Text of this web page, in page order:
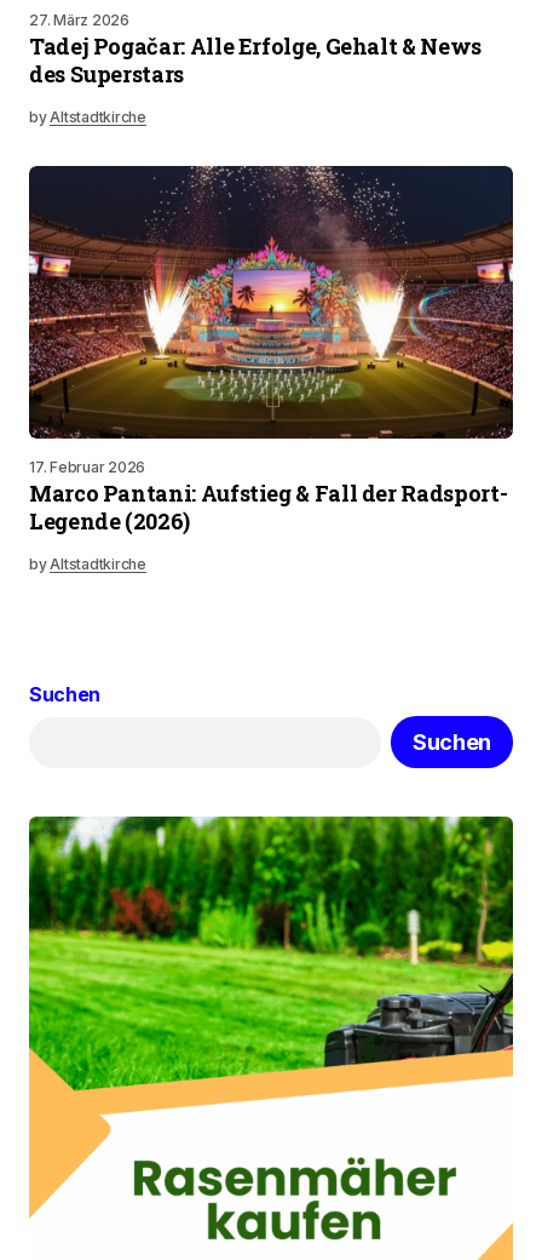
27. März 2026
Tadej Pogačar: Alle Erfolge, Gehalt & News
des Superstars
byAltstadtkirche
17. Februar 2026
Marco Pantani: Aufstieg & Fall der Radsport-
Legende (2026)
byAltstadtkirche
Suchen
Suchen